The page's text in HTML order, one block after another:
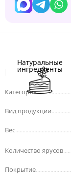
Натуральные
ингредиенты
Категория
Вид продукции
Вес
Количество ярусов
Покрытие